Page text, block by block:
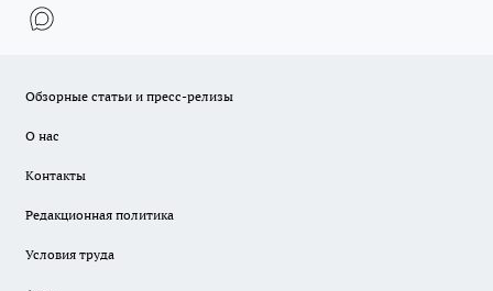
Обзорные статьи и пресс-релизы
О нас
Контакты
Редакционная политика
Условия труда